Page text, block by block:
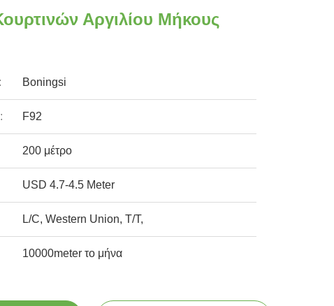
Αργιλίου Μήκους
Boningsi
F92
200 μέτρο
USD 4.7-4.5 Meter
L/C, Western Union, T/T,
10000meter το μήνα